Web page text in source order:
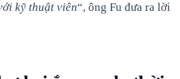
kỹ thuật viên“, ông Fu đưa ra lời